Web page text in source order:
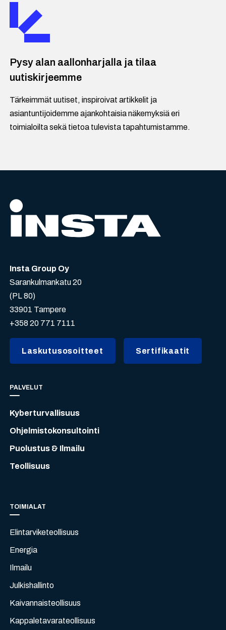
Pysy alan aallonharjalla ja tilaa
uutiskirjeemme
Tärkeimmät uutiset, inspiroivat artikkelit ja
asiantuntijoidemme ajankohtaisia näkemyksiä eri
toimialoilta sekä tietoa tulevista tapahtumistamme.
Insta Group Oy
Sarankulmankatu 20
(PL 80)
33901 Tampere
+358 20 771 7111
Laskutusosoitteet Sertifikaatit
PALVELUT
Kyberturvallisuus
Ohjelmistokonsultointi
Puolustus & Ilmailu
Teollisuus
TOIMIALAT
Elintarviketeollisuus
Energia
Ilmailu
Julkishallinto
Kaivannaisteollisuus
Kappaletavarateollisuus